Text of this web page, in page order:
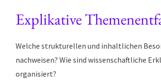
Explikative
Welche strukturellen und inhaltlichen
nachweisen? Wie sind wissenschaftliche
organisiert?